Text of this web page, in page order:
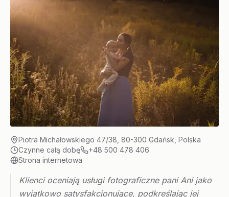
Piotra Michałowskiego 47/38, 80-300 Gdańsk, Polska
Czynne całą dobę
+48 500 478 406
Strona internetowa
Klienci oceniają usługi fotograficzne pani Ani jako
wyjątkowo satysfakcjonujące, podkreślając jej